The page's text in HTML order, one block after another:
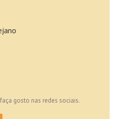
gosto nas redes sociais.